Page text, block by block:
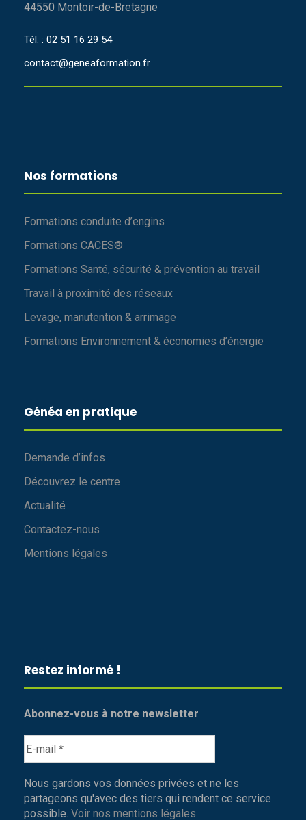
44550 Montoir-de-Bretagne
Tél. : 02 51 16 29 54
contact@geneaformation.fr
Nos formations
Formations conduite d’engins
Formations CACES®
Formations Santé, sécurité & prévention au travail
Travail à proximité des réseaux
Levage, manutention & arrimage
Formations Environnement & économies d’énergie
Généa en pratique
Demande d’infos
Découvrez le centre
Actualité
Contactez-nous
Mentions légales
Restez informé !
Abonnez-vous à notre newsletter
Nous gardons vos données privées et ne les
partageons qu'avec des tiers qui rendent ce service
possible. Voir nos mentions légales